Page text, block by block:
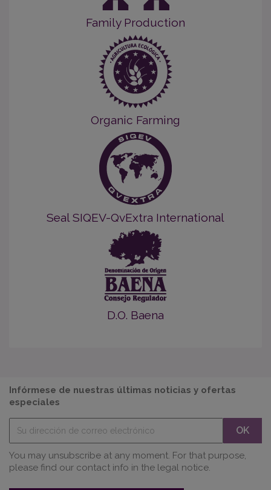
Family Production
Organic Farming
Seal SIQEV-QvExtra International
D.O. Baena
Infórmese de nuestras últimas noticias y ofertas
especiales
You may unsubscribe at any moment. For that purpose,
please find our contact info in the legal notice.